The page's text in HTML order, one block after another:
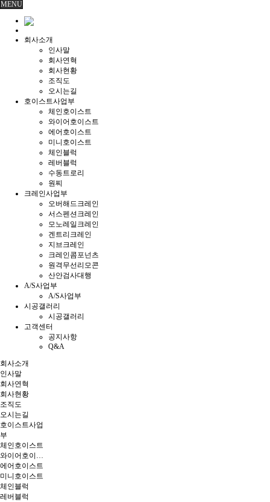
MENU
회사소개
인사말
회사연혁
회사현황
조직도
오시는길
호이스트사업부
체인호이스트
와이어호이스트
에어호이스트
미니호이스트
체인블럭
레버블럭
수동트로리
원찌
크레인사업부
오버해드크레인
서스펜션크레인
모노레일크레인
겐트리크레인
지브크레인
크레인콤포넌츠
원격무선리모콘
산안검사대행
A/S사업부
A/S사업부
시공갤러리
시공갤러리
고객센터
공지사항
Q&A
회사소개
인사말
회사연혁
회사현황
조직도
오시는길
호이스트사업
부
체인호이스트
와이어호이스트
에어호이스트
미니호이스트
체인블럭
레버블럭